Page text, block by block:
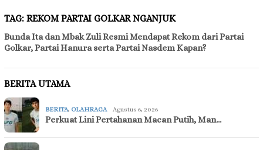
TAG: REKOM PARTAI GOLKAR NGANJUK
Bunda Ita dan Mbak Zuli Resmi Mendapat Rekom dari Partai
Golkar, Partai Hanura serta Partai Nasdem Kapan?
BERITA UTAMA
BERITA, OLAHRAGA Agustus 6, 2026
Perkuat Lini Pertahanan Macan Putih, Man…